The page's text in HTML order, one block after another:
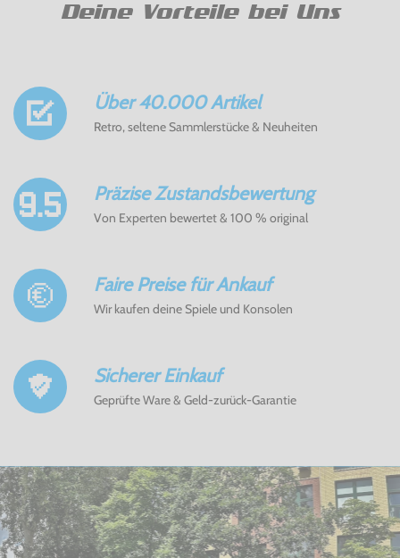
Deine Vorteile bei Uns
Über 40.000 Artikel
Retro, seltene Sammlerstücke & Neuheiten
Präzise Zustandsbewertung
Von Experten bewertet & 100 % original
Faire Preise für Ankauf
Wir kaufen deine Spiele und Konsolen
Sicherer Einkauf
Geprüfte Ware & Geld-zurück-Garantie